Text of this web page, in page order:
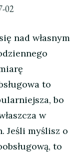
02
nad własnym
to
bo
w
Jeśli myślisz o
to